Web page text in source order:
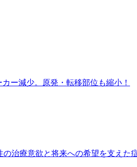
ー減少。原発・転移部位も縮小！
治療意欲と将来への希望を支えた症